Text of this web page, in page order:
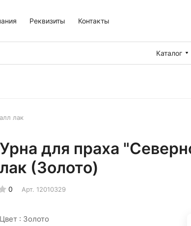
Реквизиты Контакты
Каталог
лак
Урна для праха
лак (Золото)
0 Арт. 12010329
Цвет : Золото